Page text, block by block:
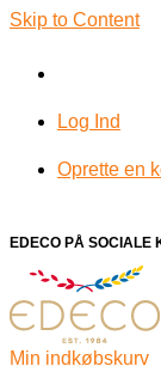
Skip to Content
Log Ind
Oprette en
EDECO PÅ SOCIALE
Min indkøbskurv